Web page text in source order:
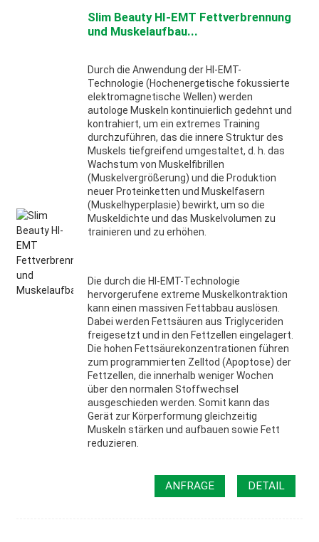
Slim Beauty HI-EMT Fettverbrennung
und Muskelaufbau...
Durch die Anwendung der HI-EMT-
Technologie (Hochenergetische fokussierte
elektromagnetische Wellen) werden
autologe Muskeln kontinuierlich gedehnt und
kontrahiert, um ein extremes Training
durchzuführen, das die innere Struktur des
Muskels tiefgreifend umgestaltet, d. h. das
Wachstum von Muskelfibrillen
(Muskelvergrößerung) und die Produktion
neuer Proteinketten und Muskelfasern
(Muskelhyperplasie) bewirkt, um so die
Muskeldichte und das Muskelvolumen zu
trainieren und zu erhöhen.
Die durch die HI-EMT-Technologie
hervorgerufene extreme Muskelkontraktion
kann einen massiven Fettabbau auslösen.
Dabei werden Fettsäuren aus Triglyceriden
freigesetzt und in den Fettzellen eingelagert.
Die hohen Fettsäurekonzentrationen führen
zum programmierten Zelltod (Apoptose) der
Fettzellen, die innerhalb weniger Wochen
über den normalen Stoffwechsel
ausgeschieden werden. Somit kann das
Gerät zur Körperformung gleichzeitig
Muskeln stärken und aufbauen sowie Fett
reduzieren.
ANFRAGE DETAIL